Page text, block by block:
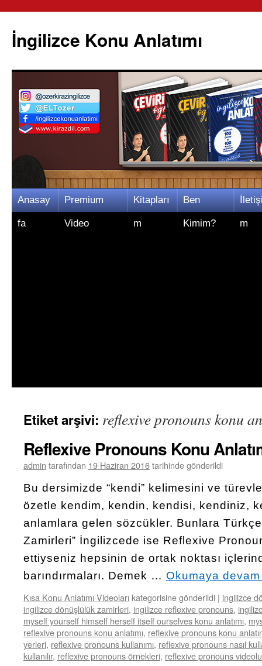
İngilizce Konu Anlatımı
İçeriğe
atla
Anasay
fa
Premium
Video
Kitapları
m
Ben
Kimim? m
Etiket arşivi: reflexive pronouns konu
Reflexive Pronouns Konu
admin tarafından 19 Haziran 2016tarihinde gönderildi
Bu dersimizde “kendi” kelimesini ve
özetle kendim, kendin, kendisi, kendiniz,
anlamlara gelen sözcükler. Bunlara
Zamirleri” İngilizcede ise Reflexive
ettiyseniz hepsinin de ortak noktası
barındırmaları. Demek … Okumaya
Kısa Konu Anlatımı Videoları kategorisine gönderildi | ingilizce
ingilizce dönüşlülük zamirleri, ingilizce reflexive pronouns,
myself yourself himself herself itself ourselves konu anlatımı,
reflexive pronouns konu anlatımı, reflexive pronouns konu
yerleri, reflexive pronouns kullanımı, reflexive pronouns nasıl
kullanılır, reflexive pronouns örnekleri, reflexive pronouns